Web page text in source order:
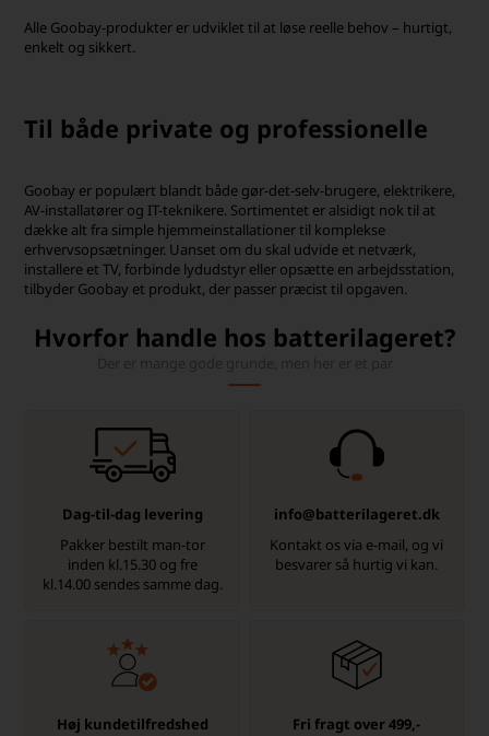
Alle Goobay-produkter er udviklet til at løse reelle behov – hurtigt,
enkelt og sikkert.
Til både private og professionelle
Goobay er populært blandt både gør-det-selv-brugere, elektrikere,
AV-installatører og IT-teknikere. Sortimentet er alsidigt nok til at
dække alt fra simple hjemmeinstallationer til komplekse
erhvervsopsætninger. Uanset om du skal udvide et netværk,
installere et TV, forbinde lydudstyr eller opsætte en arbejdsstation,
tilbyder Goobay et produkt, der passer præcist til opgaven.
Hvorfor handle hos batterilageret?
Dag-til-dag levering
Pakker bestilt man-tor
inden kl.15.30 og fre
kl.14.00 sendes samme dag.
info@batterilageret.dk
Kontakt os via e-mail, og vi
besvarer så hurtig vi kan.
Høj kundetilfredshed
Fri fragt over 499,-